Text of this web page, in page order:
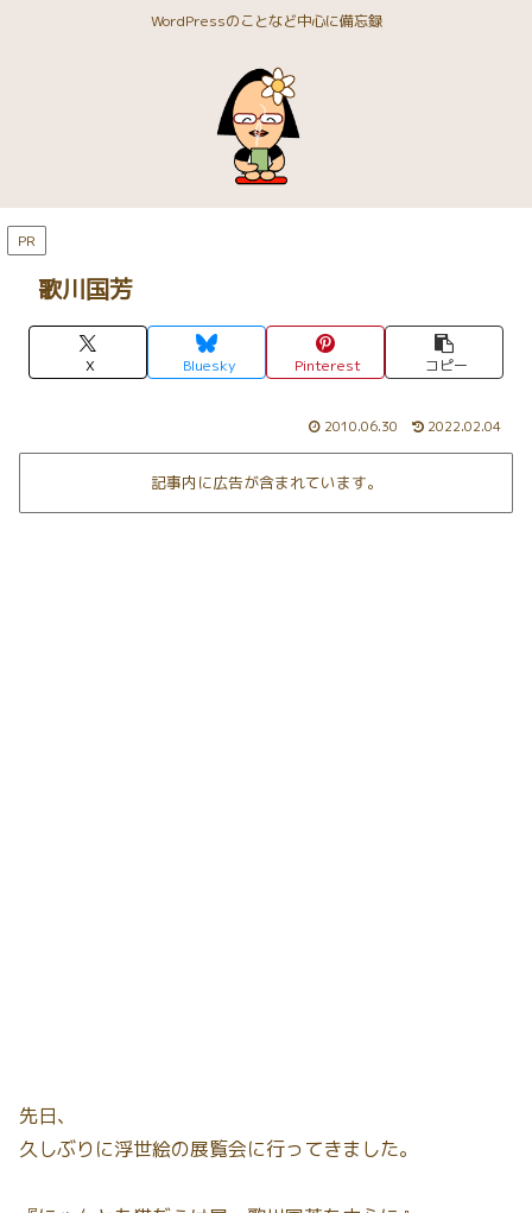
WordPressのことなど中心に備忘録
PR
歌川国芳
X Bluesky Pinterest コピー
2010.06.30 2022.02.04
記事内に広告が含まれています。
先日、
久しぶりに浮世絵の展覧会に行ってきました。